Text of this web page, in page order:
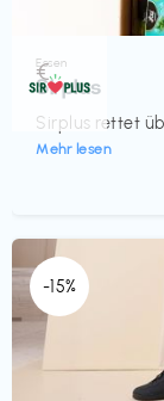
Essen
Sirplus
Sirplus rettet
Mehr lesen
€‎
-15%